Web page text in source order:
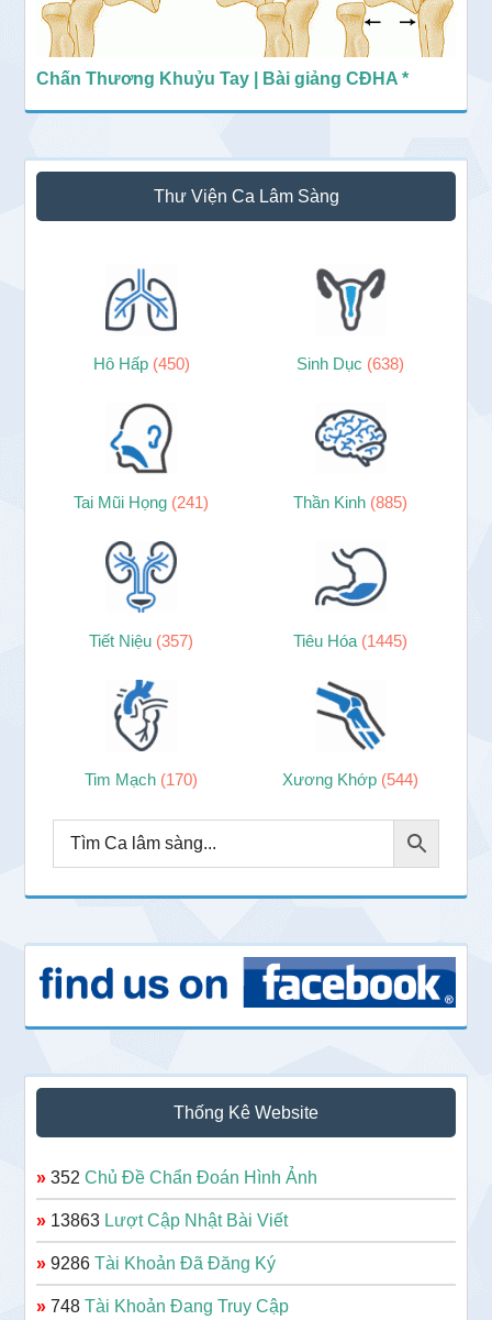
Chấn Thương Khuỷu Tay | Bài giảng CĐHA *
Thư Viện Ca Lâm Sàng
Hô Hấp (450) Sinh Dục (638)
Tai Mũi Họng (241) Thần Kinh (885)
Tiết Niệu (357) Tiêu Hóa (1445)
Tim Mạch (170) Xương Khớp (544)
Thống Kê Website
» 352Chủ Đề Chẩn Đoán Hình Ảnh
» 13863 Lượt Cập Nhật Bài Viết
» 9286Tài Khoản Đã Đăng Ký
» 748Tài Khoản Đang Truy Cập